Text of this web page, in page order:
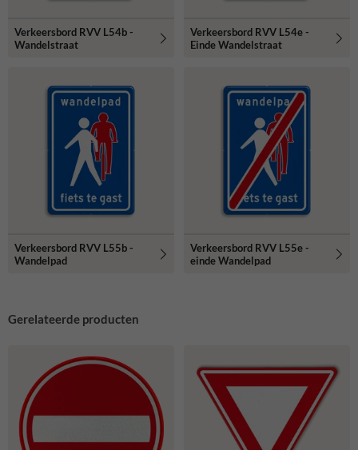
Verkeersbord RVV L54b -
Wandelstraat
Verkeersbord RVV L54e -
Einde Wandelstraat
Verkeersbord RVV L55b -
Wandelpad
Verkeersbord RVV L55e -
einde Wandelpad
Gerelateerde producten